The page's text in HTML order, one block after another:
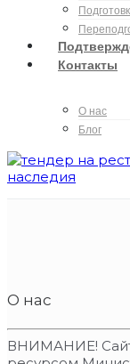
Контакты
О нас
Блог
О нас
ВНИМАНИЕ!